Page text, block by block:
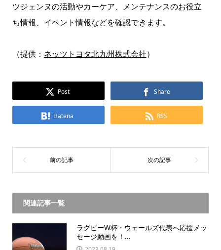
ツジェンヌの活動やカーケア、メンテナンスのお役立
ち情報、イベント情報などを確認できます。
（提供： ネッツトヨタ北九州株式会社）
Post Share
Hatena RSS
関連記事一覧
ラグビーW杯・ウェールズ代表へ応援メッ
セージ動画を！...